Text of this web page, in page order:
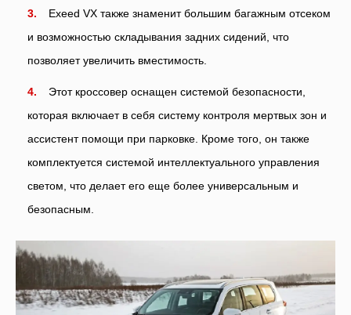
Exeed VX также знаменит большим багажным отсеком
и возможностью складывания задних сидений, что
позволяет увеличить вместимость.
Этот кроссовер оснащен системой безопасности,
которая включает в себя систему контроля мертвых зон и
ассистент помощи при парковке. Кроме того, он также
комплектуется системой интеллектуального управления
светом, что делает его еще более универсальным и
безопасным.